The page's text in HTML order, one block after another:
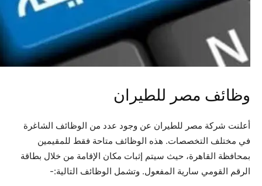
وظائف مصر للطيران
أعلنت شركة مصر للطيران عن وجود عدد من الوظائف الشاغرة
في مختلف التخصصات. هذه الوظائف متاحة فقط للمقيمين
بمحافظة القاهرة، حيث سيتم إثبات مكان الإقامة من خلال بطاقة
الرقم القومي سارية المفعول. وتشمل الوظائف التالية:-